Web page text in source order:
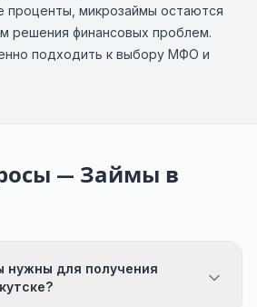
проценты, микрозаймы остаются
решения финансовых проблем.
подходить к выбору МФО и
— Займы в
нужны для получения